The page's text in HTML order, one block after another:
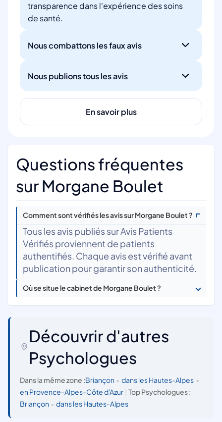
transparence dans l'expérience des soins
de santé.
Nous combattons les faux avis
Nous publions tous les avis
En savoir plus
Questions fréquentes
sur Morgane Boulet
Comment sont vérifiés les avis sur Morgane Boulet ?
Tous les avis publiés sur Avis Patients
Vérifiés proviennent de patients
authentifiés. Chaque avis est vérifié avant
publication pour garantir son authenticité.
Où se situe le cabinet de Morgane Boulet ?
Découvrir d'autres
Psychologues
Dans la même zone :Briançon • dans les Hautes-Alpes •
en Provence-Alpes-Côte d'Azur
Top Psychologues :
Briançon • dans les Hautes-Alpes